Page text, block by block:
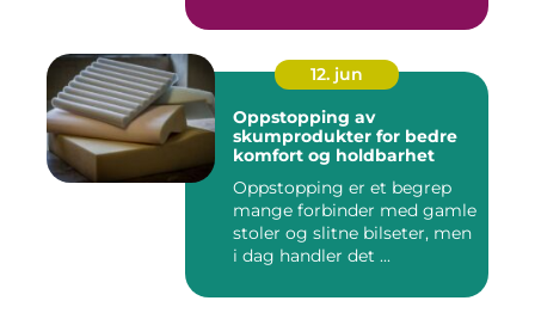
12. jun
Oppstopping av
skumprodukter for bedre
komfort og holdbarhet
Oppstopping er et begrep
mange forbinder med gamle
stoler og slitne bilseter, men
i dag handler det ...